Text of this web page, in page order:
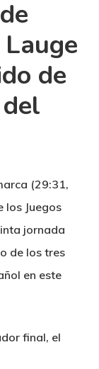
de
(29:31,
los Juegos
jornada
de los tres
en este
final, el